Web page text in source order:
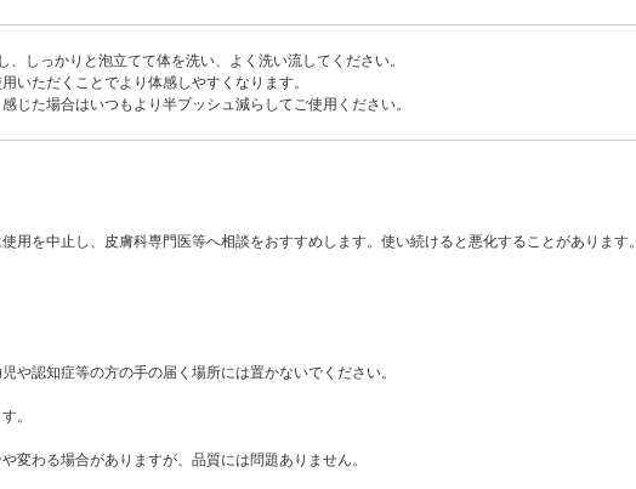
しっかりと泡立てて体を洗い、よく洗い流してください。
いただくことでより体感しやすくなります。
じた場合はいつもより半プッシュ減らしてご使用ください。
用を中止し、皮膚科専門医等へ相談をおすすめします。使い続けると悪化することがあります。
や認知症等の方の手の届く場所には置かないでください。
。
変わる場合がありますが、品質には問題ありません。